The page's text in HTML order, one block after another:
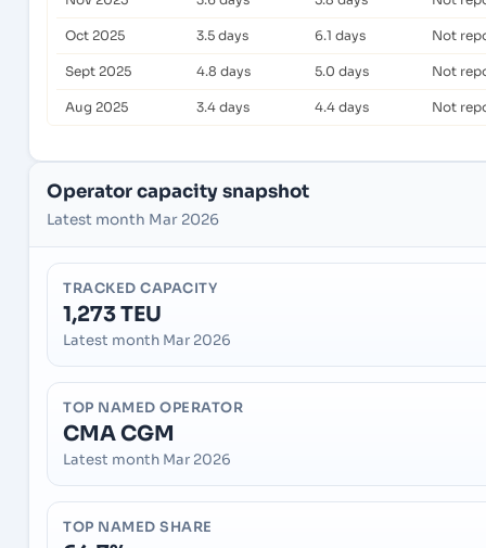
Oct 2025 3.5 days 6.1 days Not
Sept 2025 4.8 days 5.0 days Not
Aug 2025 3.4 days 4.4 days Not
Operator capacity snapshot
Latest month Mar 2026
TRACKED CAPACITY
1,273 TEU
Latest month Mar 2026
TOP NAMED OPERATOR
CMA CGM
Latest month Mar 2026
TOP NAMED SHARE